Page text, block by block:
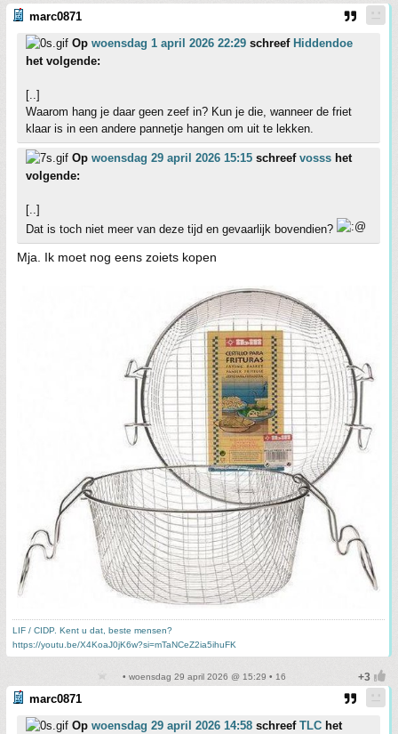
marc0871
Op woensdag 1 april 2026 22:29 schreef Hiddendoe
het volgende:
[..]
Waarom hang je daar geen zeef in? Kun je die, wanneer de friet
klaar is in een andere pannetje hangen om uit te lekken.
Op woensdag 29 april 2026 15:15 schreef vosss het
volgende:
[..]
Dat is toch niet meer van deze tijd en gevaarlijk bovendien?
Mja. Ik moet nog eens zoiets kopen
LIF / CIDP. Kent u dat, beste mensen?
https://youtu.be/X4KoaJ0jK6w?si=mTaNCeZ2ia5ihuFK
• woensdag 29 april 2026 @ 15:29 • 16
marc0871
Op woensdag 29 april 2026 14:58 schreef TLC het